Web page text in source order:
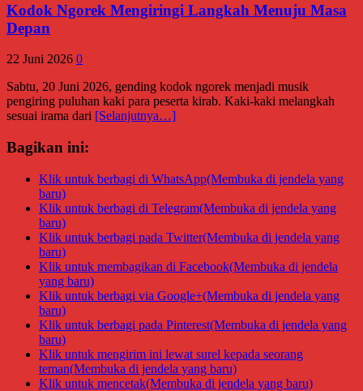
Kodok Ngorek Mengiringi Langkah Menuju Masa
Depan
22 Juni 2026 0
Sabtu, 20 Juni 2026, gending kodok ngorek menjadi musik
pengiring puluhan kaki para peserta kirab. Kaki-kaki melangkah
sesuai irama dari [Selanjutnya…]
Bagikan ini:
Klik untuk berbagi di WhatsApp(Membuka di jendela yang
baru)
Klik untuk berbagi di Telegram(Membuka di jendela yang
baru)
Klik untuk berbagi pada Twitter(Membuka di jendela yang
baru)
Klik untuk membagikan di Facebook(Membuka di jendela
yang baru)
Klik untuk berbagi via Google+(Membuka di jendela yang
baru)
Klik untuk berbagi pada Pinterest(Membuka di jendela yang
baru)
Klik untuk mengirim ini lewat surel kepada seorang
teman(Membuka di jendela yang baru)
Klik untuk mencetak(Membuka di jendela yang baru)